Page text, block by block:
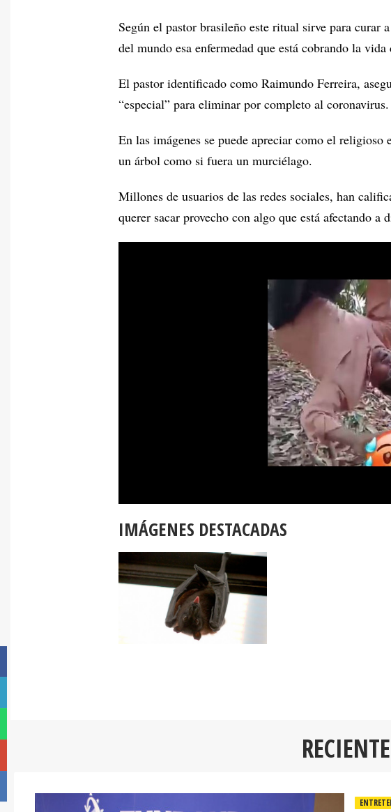
Según el pastor brasileño este ritual sirve para curar
del mundo esa enfermedad que está cobrando la vida
El pastor identificado como Raimundo Ferreira,
“especial” para eliminar por completo al coronavirus.
En las imágenes se puede apreciar como el religioso
un árbol como si fuera un murciélago.
Millones de usuarios de las redes sociales, han
querer sacar provecho con algo que está afectando a
IMÁGENES DESTACADAS